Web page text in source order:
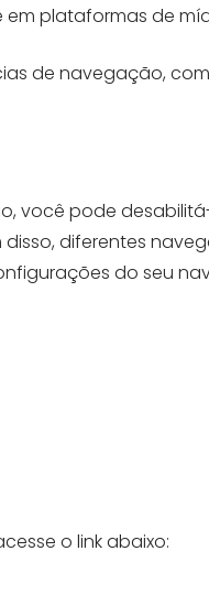
plataformas de
de navegação,
você pode
disso, diferentes
do seu
o link abaixo: